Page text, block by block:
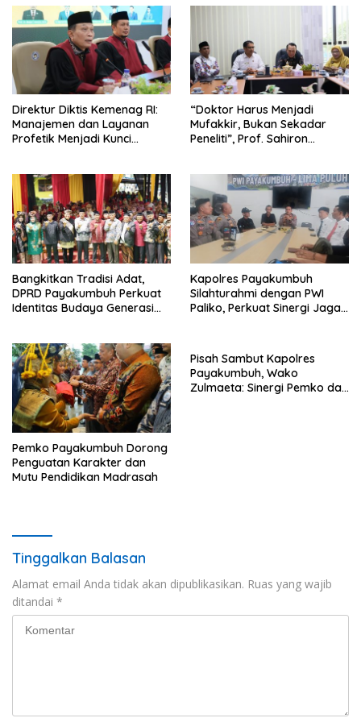
Direktur Diktis Kemenag RI:
Manajemen dan Layanan
Profetik Menjadi Kunci
Kampus Bereputasi Global
“Doktor Harus Menjadi
Mufakkir, Bukan Sekadar
Peneliti”, Prof. Sahiron
Bangkitkan Tradisi Adat,
DPRD Payakumbuh Perkuat
Identitas Budaya Generasi
Kapolres Payakumbuh
Silahturahmi dengan PWI
Paliko, Perkuat Sinergi Jaga
Pemko Payakumbuh Dorong
Penguatan Karakter dan
Mutu Pendidikan Madrasah
Pisah Sambut Kapolres
Payakumbuh, Wako
Zulmaeta: Sinergi Pemko dan
Tinggalkan Balasan
Alamat email Anda tidak akan dipublikasikan. Ruas yang wajib
ditandai *